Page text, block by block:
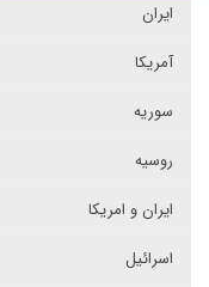
ایران
آمریکا
سوریه
روسیه
ایران و امریکا
اسرائیل